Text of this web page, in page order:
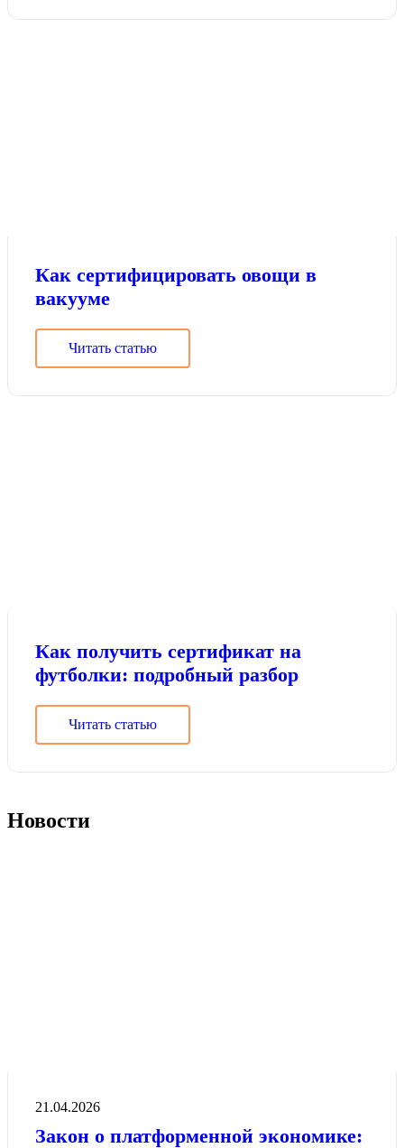
Как сертифицировать овощи в
вакууме
Читать статью
Как получить сертификат на
футболки: подробный разбор
Читать статью
Новости
21.04.2026
Закон о платформенной экономике: